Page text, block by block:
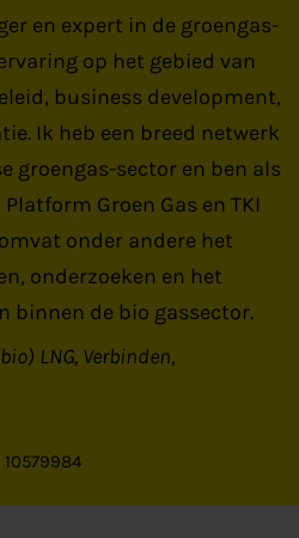
en expert in de groengas-
op het gebied van
business development,
Ik heb een breed netwerk
groengas-sector en ben als
Groen Gas en TKI
onder andere het
onderzoeken en het
binnen de bio gassector.
LNG Verbinden
10579984